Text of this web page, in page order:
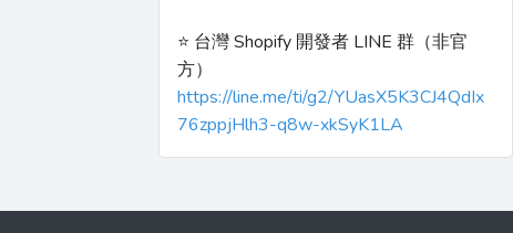
⭐️ 台灣 Shopify 開發者 LINE 群（非官
方）
https://line.me/ti/g2/YUasX5K3CJ4QdIx
76zppjHlh3-q8w-xkSyK1LA